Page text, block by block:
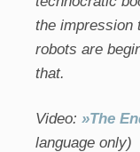
the impression
robots are
that.
Video: »The
language only)